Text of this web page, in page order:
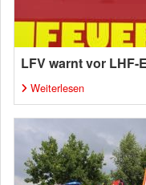
LFV warnt vor
Weiterlesen